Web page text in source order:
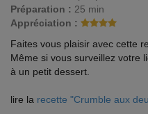
Préparation : 25 min
Appréciation :
Faites vous plaisir avec cette
Même si vous surveillez votre
à un petit dessert.
lire la recette "Crumble aux